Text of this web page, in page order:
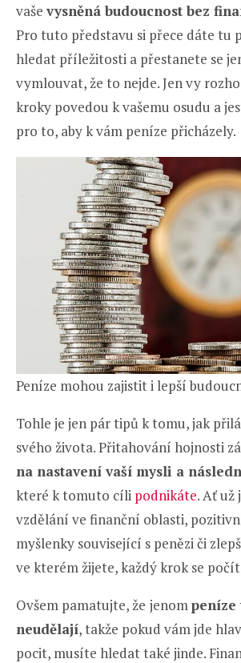
vaše vysněná budoucnost bez
Pro tuto představu si přece dáte tu
hledat příležitosti a přestanete se
vymlouvat, že to nejde. Jen vy
kroky povedou k vašemu osudu a
pro to, aby k vám peníze přicházely.
Peníze mohou zajistit i lepší
Tohle je jen pár tipů k tomu, jak
svého života. Přitahování hojnosti
na nastavení vaší mysli a
které k tomuto cíli podnikáte. Ať už
vzdělání ve finanční oblasti,
myšlenky související s penězi či
ve kterém žijete, každý krok se
Ovšem pamatujte, že jenompeníze
neudělají, takže pokud vám jde
pocit, musíte hledat také jinde.